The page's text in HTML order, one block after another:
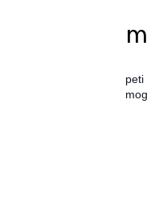
peti